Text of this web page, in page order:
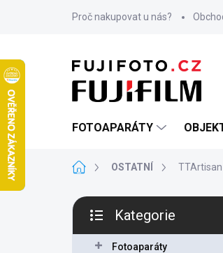
Proč nakupovat u nás?
FOTOAPARÁTY
DomůOSTATNÍ TTArtisan
P
s
kategorie
Kategorie
Fotoaparáty